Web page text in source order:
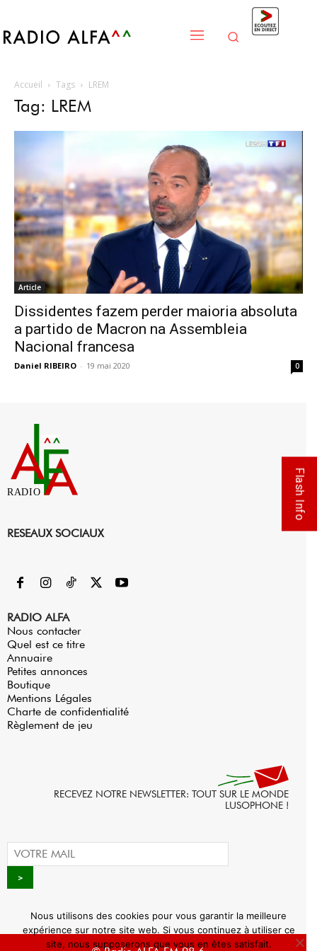
Accueil Tags LREM
Tag: LREM
Article
Dissidentes fazem perder maioria absoluta
a partido de Macron na Assembleia
Nacional francesa
Daniel RIBEIRO - 19 mai 2020 0
RADIO
RESEAUX SOCIAUX
RADIO ALFA
Nous contacter
Quel est ce titre
Annuaire
Petites annonces
Boutique
Mentions Légales
Charte de confidentialité
Règlement de jeu
RECEVEZ NOTRE NEWSLETTER: TOUT SUR LE MONDE
LUSOPHONE !
Flash Info
Nous utilisons des cookies pour vous garantir la meilleure
expérience sur notre site web. Si vous continuez à utiliser ce
site, nous supposerons que vous en êtes satisfait.